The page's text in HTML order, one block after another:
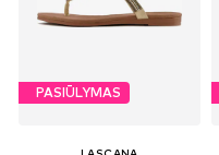
PASIŪLYMAS